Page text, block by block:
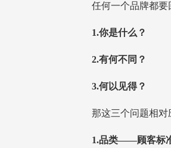
任何一个品牌都要回
1.你是什么？
2.有何不同？
3.何以见得？
那这三个问题相对
1.品类——顾客标